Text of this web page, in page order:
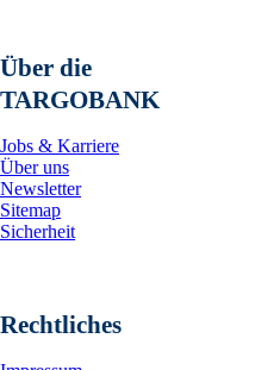
Über die
TARGOBANK
Jobs & Karriere
Über uns
Newsletter
Sitemap
Sicherheit
Rechtliches